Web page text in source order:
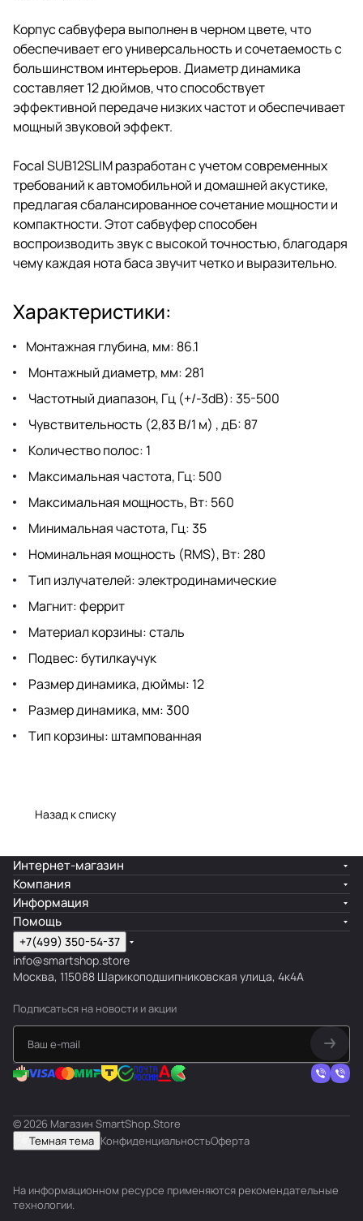
Корпус сабвуфера выполнен в черном цвете, что
обеспечивает его универсальность и сочетаемость с
большинством интерьеров. Диаметр динамика
составляет 12 дюймов, что способствует
эффективной передаче низких частот и обеспечивает
мощный звуковой эффект.
Focal SUB12SLIM разработан с учетом современных
требований к автомобильной и домашней акустике,
предлагая сбалансированное сочетание мощности и
компактности. Этот сабвуфер способен
воспроизводить звук с высокой точностью, благодаря
чему каждая нота баса звучит четко и выразительно.
Характеристики:
Монтажная глубина, мм: 86.1
Монтажный диаметр, мм: 281
Частотный диапазон, Гц (+/-3dB): 35-500
Чувствительность (2,83 В/1 м) , дБ: 87
Количество полос: 1
Максимальная частота, Гц: 500
Максимальная мощность, Вт: 560
Минимальная частота, Гц: 35
Номинальная мощность (RMS), Вт: 280
Тип излучателей: электродинамические
Магнит: феррит
Материал корзины: сталь
Подвес: бутилкаучук
Размер динамика, дюймы: 12
Размер динамика, мм: 300
Тип корзины: штампованная
Назад к списку
Интернет-магазин
Компания
Информация
Помощь
+7(499) 350-54-37
info@smartshop.store
Москва, 115088 Шарикоподшипниковская улица, 4к4А
Подписаться на новости и акции
© 2026 Магазин SmartShop.Store
Темная тема КонфиденциальностьОферта
На информационном ресурсе применяются рекомендательные
технологии.